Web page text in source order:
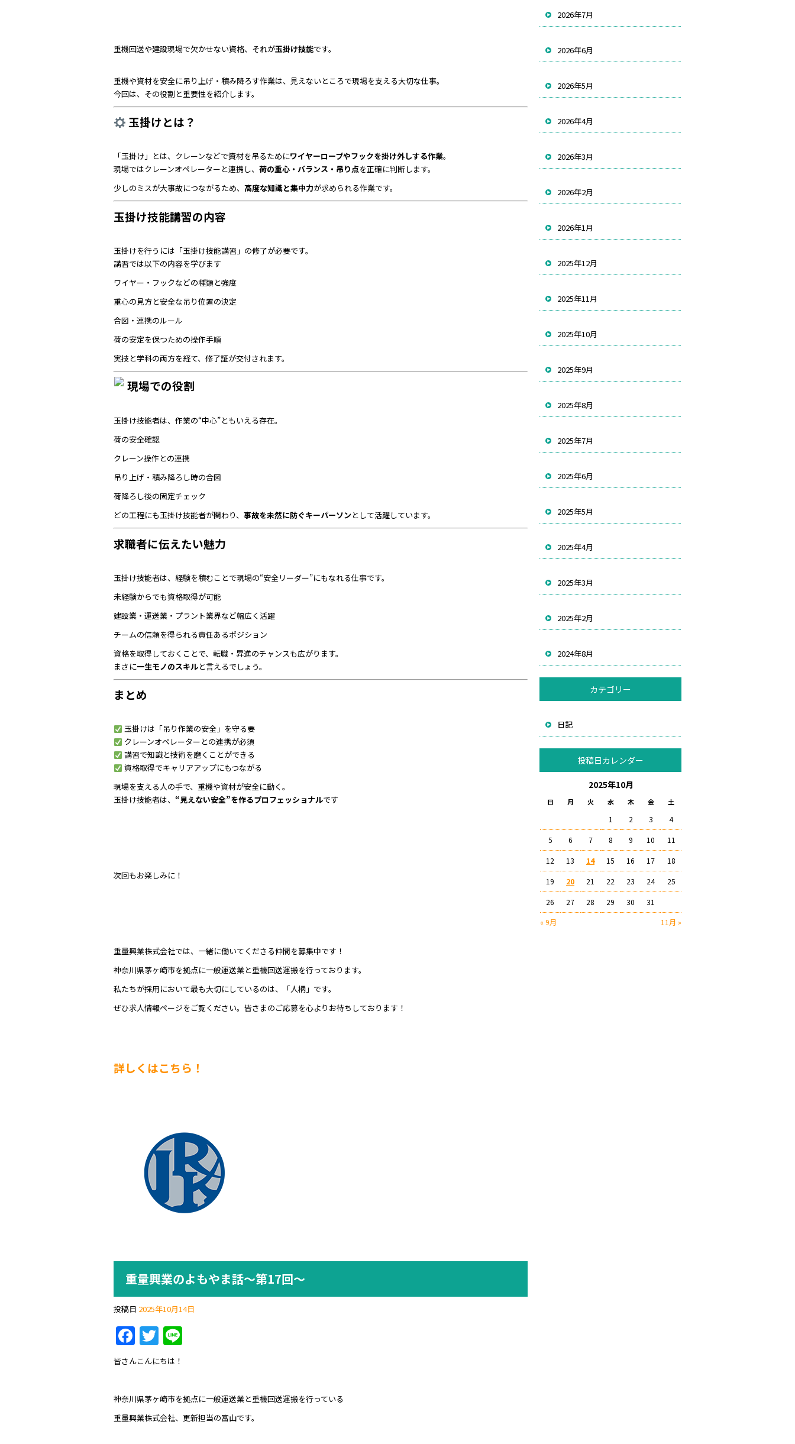
重機回送や建設現場で欠かせない資格、それが玉掛け技能です。
重機や資材を安全に吊り上げ・積み降ろす作業は、見えないところで現場を支える大切な仕事。
今回は、その役割と重要性を紹介します。
玉掛けとは？
「玉掛け」とは、クレーンなどで資材を吊るためにワイヤーロープやフックを掛け外しする作業。
現場ではクレーンオペレーターと連携し、 荷の重心・バランス・吊り点を正確に判断します。
少しのミスが大事故につながるため、 高度な知識と集中力が求められる作業です。
玉掛け技能講習の内容
玉掛けを行うには「玉掛け技能講習」の修了が必要です。
講習では以下の内容を学びます
ワイヤー・フックなどの種類と強度
重心の見方と安全な吊り位置の決定
合図・連携のルール
荷の安定を保つための操作手順
実技と学科の両方を経て、修了証が交付されます。
現場での役割
玉掛け技能者は、作業の“中心”ともいえる存在。
荷の安全確認
クレーン操作との連携
吊り上げ・積み降ろし時の合図
荷降ろし後の固定チェック
どの工程にも玉掛け技能者が関わり、 事故を未然に防ぐキーパーソン として活躍しています。
求職者に伝えたい魅力
玉掛け技能者は、経験を積むことで現場の“安全リーダー”にもなれる仕事です。
未経験からでも資格取得が可能
建設業・運送業・プラント業界など幅広く活躍
チームの信頼を得られる責任あるポジション
資格を取得しておくことで、転職・昇進のチャンスも広がります。
まさに一生モノのスキルと言えるでしょう。
まとめ
玉掛けは「吊り作業の安全」を守る要
クレーンオペレーターとの連携が必須
講習で知識と技術を磨くことができる
資格取得でキャリアアップにもつながる
現場を支える人の手で、重機や資材が安全に動く。
玉掛け技能者は、 “見えない安全”を作るプロフェッショナルです
次回もお楽しみに！
重量興業株式会社では、一緒に働いてくださる仲間を募集中です！
神奈川県茅ヶ崎市を拠点に一般運送業と重機回送運搬を行っております。
私たちが採用において最も大切にしているのは、「人柄」です。
ぜひ求人情報ページをご覧ください。皆さまのご応募を心よりお待ちしております！
詳しくはこちら！
重量興業のよもやま話～第17回～
投稿日 2025年10月14日
F
a
c
e
b
o
T
w
itt
er
皆さんこんにちは！
神奈川県茅ヶ崎市を拠点に一般運送業と重機回送運搬を行っている
重量興業株式会社、更新担当の富山です。
2026年7月
2026年6月
2026年5月
2026年4月
2026年3月
2026年2月
2026年1月
2025年12月
2025年11月
2025年10月
2025年9月
2025年8月
2025年7月
2025年6月
2025年5月
2025年4月
2025年3月
2025年2月
2024年8月
カテゴリー
日記
投稿日カレンダー
2025年10月
日 月 火 水 木 金 土
« 9月 11月 »
1 2 3 4
5 6 7 8 9 10 11
12 13 14 15 16 17 18
19 20 21 22 23 24 25
26 27 28 29 30 31